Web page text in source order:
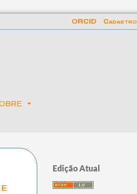
ORCID Cadastro
Edição Atual